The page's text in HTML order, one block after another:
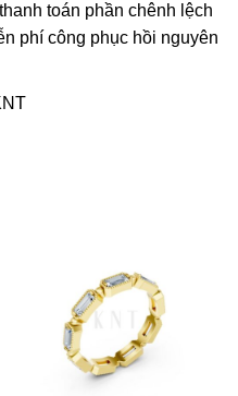
toán phần chênh lệch
phí công phục hồi nguyên